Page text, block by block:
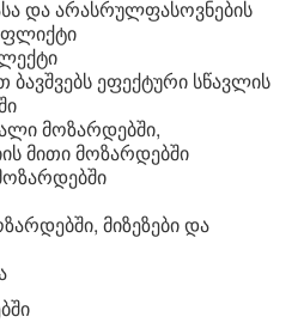
და არასრულფასოვნების
ეფექტური სწავლის
მოზარდებში,
მითი მოზარდებში
მიზეზები და